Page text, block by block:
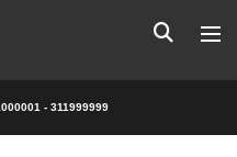
- 311999999